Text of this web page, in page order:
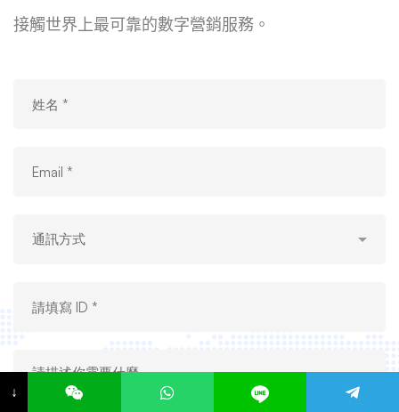
接觸世界上最可靠的數字營銷服務。
↓